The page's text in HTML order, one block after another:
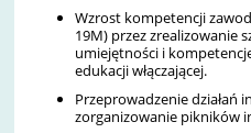
Wzrost kompetencji
19M) przez zrealizowanie
umiejętności i
edukacji włączającej.
Przeprowadzenie działań
zorganizowanie pikników